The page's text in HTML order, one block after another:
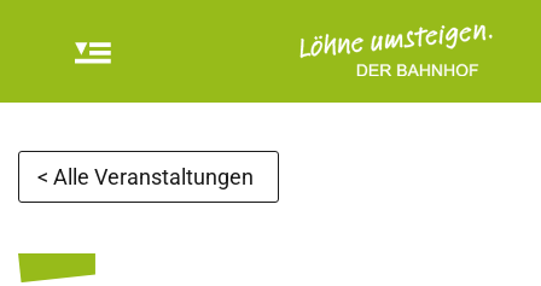
< Alle Veranstaltungen